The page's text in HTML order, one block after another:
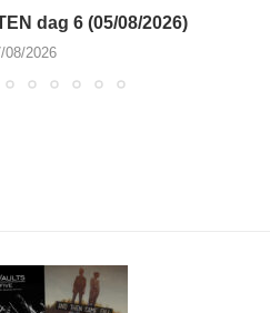
dag 6 (05/08/2026)
08/2026